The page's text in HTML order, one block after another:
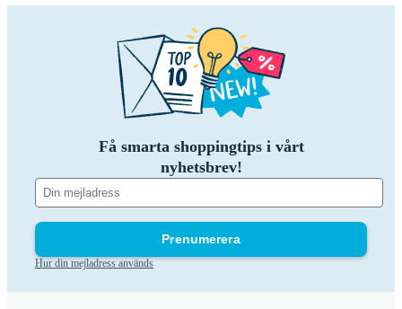
Få smarta shoppingtips i vårt
nyhetsbrev!
Prenumerera
Hur din mejladress används